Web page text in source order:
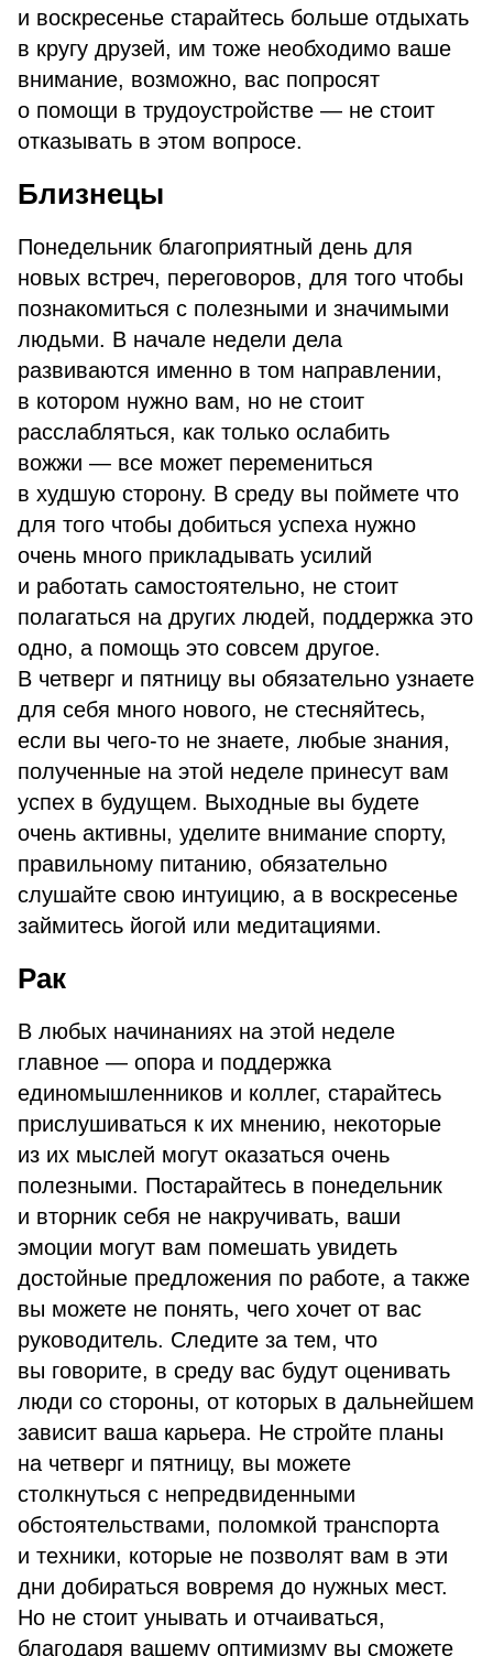
и воскресенье старайтесь больше отдыхать
в кругу друзей, им тоже необходимо ваше
внимание, возможно, вас попросят
о помощи в трудоустройстве — не стоит
отказывать в этом вопросе.
Близнецы
Понедельник благоприятный день для
новых встреч, переговоров, для того чтобы
познакомиться с полезными и значимыми
людьми. В начале недели дела
развиваются именно в том направлении,
в котором нужно вам, но не стоит
расслабляться, как только ослабить
вожжи — все может перемениться
в худшую сторону. В среду вы поймете что
для того чтобы добиться успеха нужно
очень много прикладывать усилий
и работать самостоятельно, не стоит
полагаться на других людей, поддержка это
одно, а помощь это совсем другое.
В четверг и пятницу вы обязательно узнаете
для себя много нового, не стесняйтесь,
если вы чего-то не знаете, любые знания,
полученные на этой неделе принесут вам
успех в будущем. Выходные вы будете
очень активны, уделите внимание спорту,
правильному питанию, обязательно
слушайте свою интуицию, а в воскресенье
займитесь йогой или медитациями.
Рак
В любых начинаниях на этой неделе
главное — опора и поддержка
единомышленников и коллег, старайтесь
прислушиваться к их мнению, некоторые
из их мыслей могут оказаться очень
полезными. Постарайтесь в понедельник
и вторник себя не накручивать, ваши
эмоции могут вам помешать увидеть
достойные предложения по работе, а также
вы можете не понять, чего хочет от вас
руководитель. Следите за тем, что
вы говорите, в среду вас будут оценивать
люди со стороны, от которых в дальнейшем
зависит ваша карьера. Не стройте планы
на четверг и пятницу, вы можете
столкнуться с непредвиденными
обстоятельствами, поломкой транспорта
и техники, которые не позволят вам в эти
дни добираться вовремя до нужных мест.
Но не стоит унывать и отчаиваться,
благодаря вашему оптимизму вы сможете